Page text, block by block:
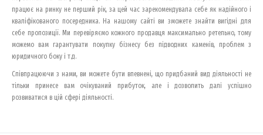
працює на ринку не перший рік, за цей час зарекомендувала себе як надійного і
кваліфікованого посередника. На нашому сайті ви зможете знайти вигідні для
себе пропозиції. Ми перевіряємо кожного продавця максимально ретельно, тому
можемо вам гарантувати покупку бізнесу без підводних каменів, проблем з
юридичного боку і т.д.
Співпрацюючи з нами, ви можете бути впевнені, що придбаний вид діяльності не
тільки принесе вам очікуваний прибуток, але і дозволить далі успішно
розвиватися в цій сфері діяльності.